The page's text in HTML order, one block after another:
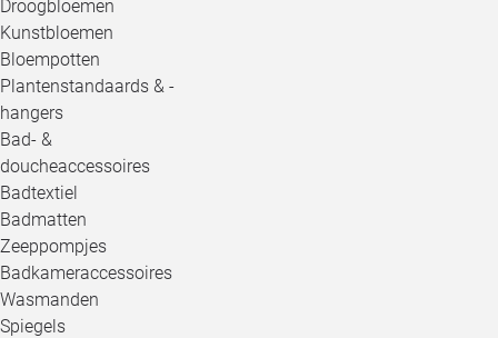
Droogbloemen
Kunstbloemen
Bloempotten
Plantenstandaards & -
hangers
Bad- &
doucheaccessoires
Badtextiel
Badmatten
Zeeppompjes
Badkameraccessoires
Wasmanden
Spiegels